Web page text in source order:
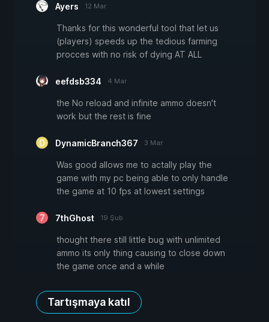
Ayers 12 Mar
Thanks for this wonderful tool that let us
(players) speeds up the tedious farming
procces with no risk of dying AT ALL
eefdsb334 4 Mar
the No reload and infinite ammo doesn't
work but the rest is fine
DynamicBranch367 3 Mar
Was good allows me to actally play the
game with my pc being able to only handle
the game at 10 fps at lowest settings
7thGhost 19 Şub
thought there still little bug with unlimited
ammo its only thing causing to close down
the game once and a while
Tartışmaya katıl